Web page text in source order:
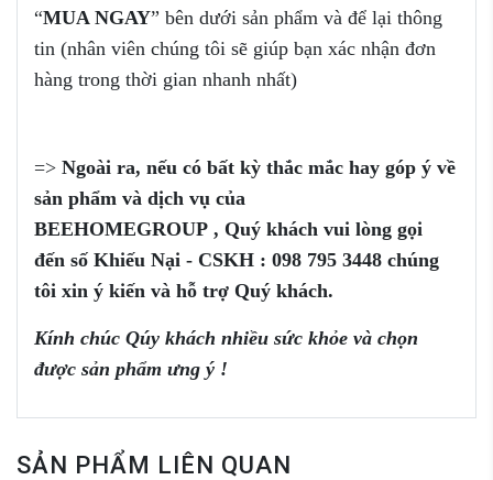
“MUA NGAY” bên dưới sản phẩm và để lại thông
tin (nhân viên chúng tôi sẽ giúp bạn xác nhận đơn
hàng trong thời gian nhanh nhất)
=> Ngoài ra, nếu có bất kỳ thắc mắc hay góp ý về
sản phẩm và dịch vụ của
BEEHOMEGROUP , Quý khách vui lòng gọi
đến số Khiếu Nại - CSKH : 098 795 3448 chúng
tôi xin ý kiến và hỗ trợ Quý khách.
Kính chúc Qúy khách nhiều sức khỏe và chọn
được sản phẩm ưng ý !
SẢN PHẨM LIÊN QUAN